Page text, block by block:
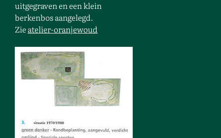
uitgegraven en een klein
berkenbos aangelegd.
Zieatelier-oranjewoud